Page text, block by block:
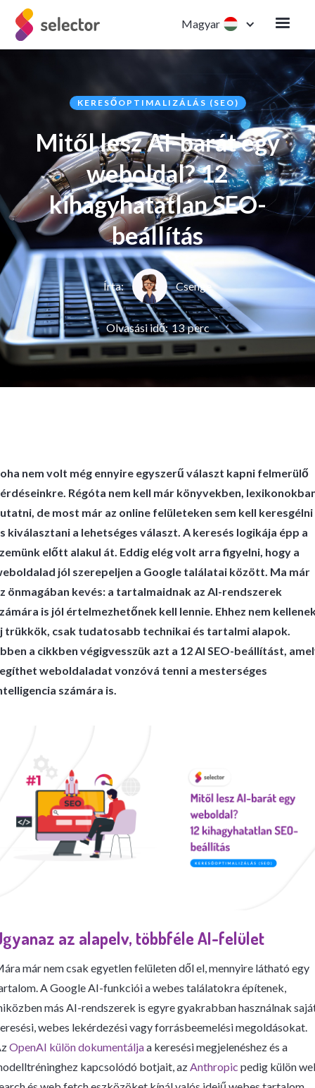
Magyar
KERESŐOPTIMALIZÁLÁS (SEO)
Mitől lesz AI-barát egy
weboldal? 12
kihagyhatatlan SEO-
beállítás
Írta: Csenge
Olvasási idő: 13 perc
nem volt még ennyire egyszerű választ kapni felmerülő
Régóta nem kell már könyvekben,
de most már az online felületeken sem kell keresgélni
kiválasztani a lehetséges választ. A keresés logikája épp a
előtt alakul át. Eddig elég volt arra figyelni, hogy a
jól szerepeljen a Google találatai között. Ma már
önmagában kevés: a tartalmaidnak az AI-rendszerek
is jól értelmezhetőnek kell lennie. Ehhez nem
trükkök, csak tudatosabb technikai és tartalmi alapok.
a cikkben végigvesszük azt a 12 AI SEO-beállítást,
weboldaladat vonzóvá tenni a mesterséges
számára is.
az alapelv, többféle AI-felület
már nem csak egyetlen felületen dől el, mennyire látható egy
A Google AI-funkciói a webes találatokra építenek,
más AI-rendszerek is egyre gyakrabban használnak
webes lekérdezési vagy forrásbeemelési megoldásokat.
OpenAI külön dokumentáljaa keresési megjelenéshez és a
kapcsolódó botjait, azAnthropic pedig külön